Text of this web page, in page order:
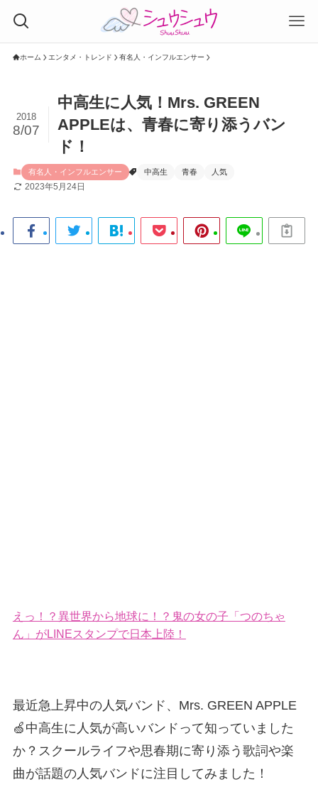
ホーム エンタメ・トレンド 有名人・インフルエンサー
中高生に人気！Mrs. GREEN
APPLEは、青春に寄り添うバン
ド！
2018
8/07
有名人・インフルエンサー 中高生 青春 人気
2023年5月24日
えっ！？異世界から地球に！？鬼の女の子「つのちゃ
ん」がLINEスタンプで日本上陸！
最近急上昇中の人気バンド、Mrs. GREEN APPLE
🍏中高生に人気が高いバンドって知っていました
か？スクールライフや思春期に寄り添う歌詞や楽
曲が話題の人気バンドに注目してみました！